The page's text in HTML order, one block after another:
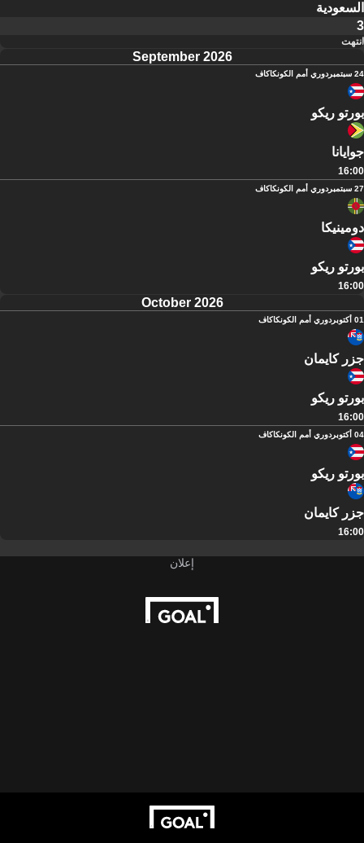
السعودية
3
انتهت
September 2026
24 سبتمبر دوري أمم الكونكاكاف
بورتو ريكو
جوايانا
16:00
27 سبتمبر دوري أمم الكونكاكاف
دومينيكا
بورتو ريكو
16:00
October 2026
01 أكتوبر دوري أمم الكونكاكاف
جزر كايمان
بورتو ريكو
16:00
04 أكتوبر دوري أمم الكونكاكاف
بورتو ريكو
جزر كايمان
16:00